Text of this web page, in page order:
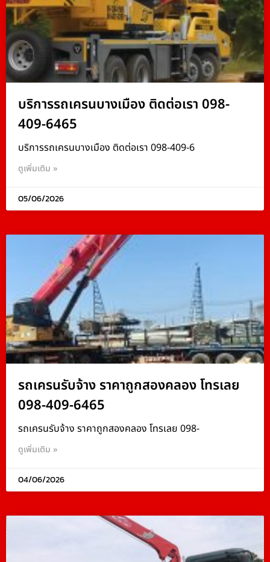
บริการรถเครนบางเมือง ติดต่อเรา 098-
409-6465
บริการรถเครนบางเมือง ติดต่อเรา 098-409-6
ดูเพิ่มเติม »
05/06/2026
รถเครนรับจ้าง ราคาถูกสองคลอง โทรเลย
098-409-6465
รถเครนรับจ้าง ราคาถูกสองคลอง โทรเลย 098-
ดูเพิ่มเติม »
04/06/2026